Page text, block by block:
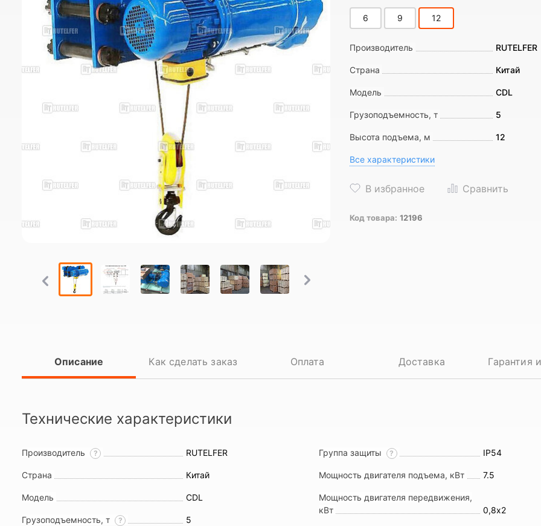
6 9 12
Производитель RUTELFER
Страна Китай
Модель CDL
Грузоподъемность, т 5
Высота подъема, м 12
Все характеристики
Код товара: 12196
Описание Как сделать заказ Оплата Доставка Гарантия
Технические характеристики
Производитель ? RUTELFER
Страна Китай
Модель CDL
Грузоподъемность, т ? 5
Группа защиты ? IP54
Мощность двигателя подъема, кВт 7.5
Мощность двигателя передвижения,
кВт
0,8х2